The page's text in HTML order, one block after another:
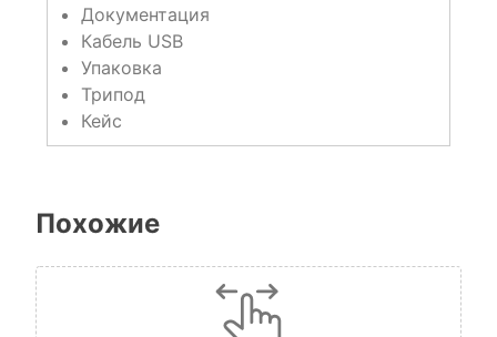
Документация
Кабель USB
Упаковка
Трипод
Кейс
Похожие